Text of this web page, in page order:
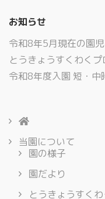
お知らせ
令和8年5月現在の園
とうきょうすくわく
令和8年度入園 短・
当園について
園の様子
園だより
とうきょうすく